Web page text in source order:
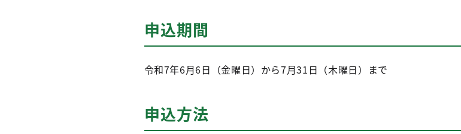
申込期間
令和7年6月6日（金曜日）から7月31日（木曜日）まで
申込方法